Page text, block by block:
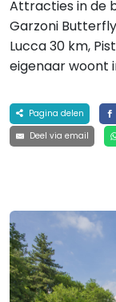
Attracties in de
Garzoni
Lucca 30 km,
eigenaar woont
Pagina delen
Deel via email